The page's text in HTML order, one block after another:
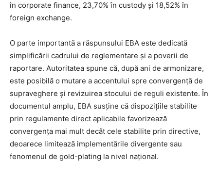
în corporate finance, 23,70% în custody și 18,52% în
foreign exchange.
O parte importantă a răspunsului EBA este dedicată
simplificării cadrului de reglementare și a poverii de
raportare. Autoritatea spune că, după ani de armonizare,
este posibilă o mutare a accentului spre convergență de
supraveghere și revizuirea stocului de reguli existente. În
documentul amplu, EBA susține că dispozițiile stabilite
prin regulamente direct aplicabile favorizează
convergența mai mult decât cele stabilite prin directive,
deoarece limitează implementările divergente sau
fenomenul de gold-plating la nivel național.